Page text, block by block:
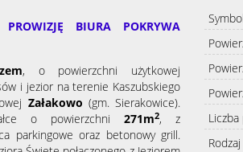
BIURA POKRYWA
, o powierzchni użytkowej
i jezior na terenie Kaszubskiego
Załakowo (gm. Sierakowice).
o powierzchni 271m2, z
parkingowe oraz betonowy grill.